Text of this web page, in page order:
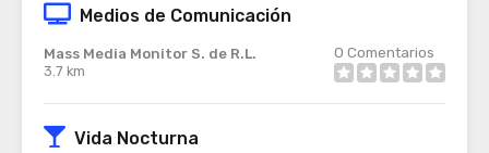
Medios de Comunicación
Mass Media Monitor S. de R.L.
3.7 km
0 Comentarios
Vida Nocturna